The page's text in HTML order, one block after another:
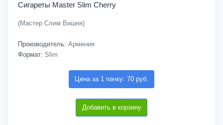
Сигареты Master Slim Cherry
(Мастер Слим Вишня)
Производитель: Армения
Формат: Slim
Цена за 1 пачку: 70 руб.
Добавить в корзину